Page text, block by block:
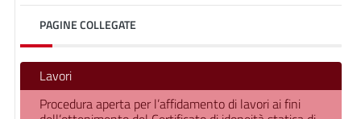
PAGINE COLLEGATE
Lavori
Procedura aperta per l’affidamento di lavori ai fini